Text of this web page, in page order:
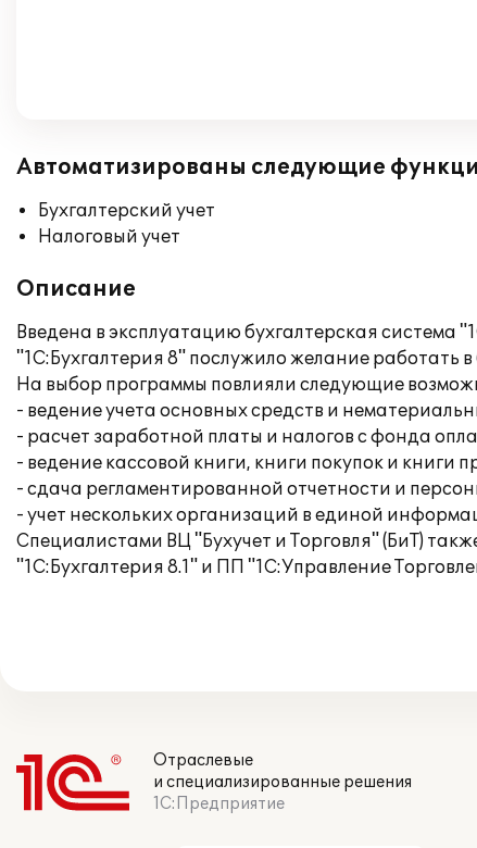
Автоматизированы следующие
Бухгалтерский учет
Налоговый учет
Описание
Введена в эксплуатацию бухгалтерская система
"1С:Бухгалтерия 8" послужило желание
На выбор программы повлияли следующие
- ведение учета основных средств и
- расчет заработной платы и налогов с фонда
- ведение кассовой книги, книги покупок и книги
- сдача регламентированной отчетности и
- учет нескольких организаций в единой
Специалистами ВЦ "Бухучет и Торговля" (БиТ)
"1С:Бухгалтерия 8.1" и ПП "1С:Управление
Отраслевые
и специализированные решения
1С:Предприятие